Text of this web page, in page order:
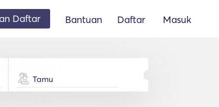
Daftar Bantuan Daftar Masuk
Tamu